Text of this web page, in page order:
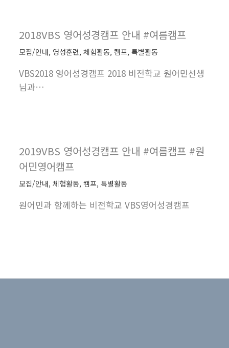
2018VBS 영어성경캠프 안내 #여름캠프
모집/안내, 영성훈련, 체험활동, 캠프, 특별활동
VBS2018 영어성경캠프 2018 비전학교 원어민선생
님과…
2019VBS 영어성경캠프 안내 #여름캠프 #원
어민영어캠프
모집/안내, 체험활동, 캠프, 특별활동
원어민과 함께하는 비전학교 VBS영어성경캠프